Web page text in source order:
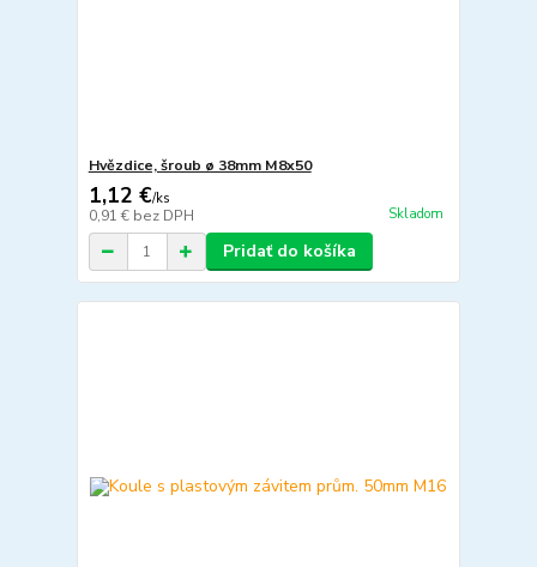
Hvězdice, šroub ø 38mm M8x50
1,12 €/ks
0,91 € bez DPH Skladom
Pridať do košíka